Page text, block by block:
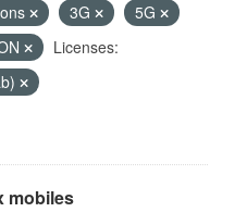
3G
5G
Licenses:
mobiles